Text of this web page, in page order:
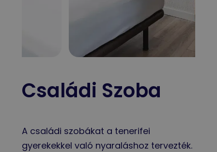
Családi Szoba
A családi szobákat a tenerifei
gyerekekkel való nyaraláshoz tervezték.